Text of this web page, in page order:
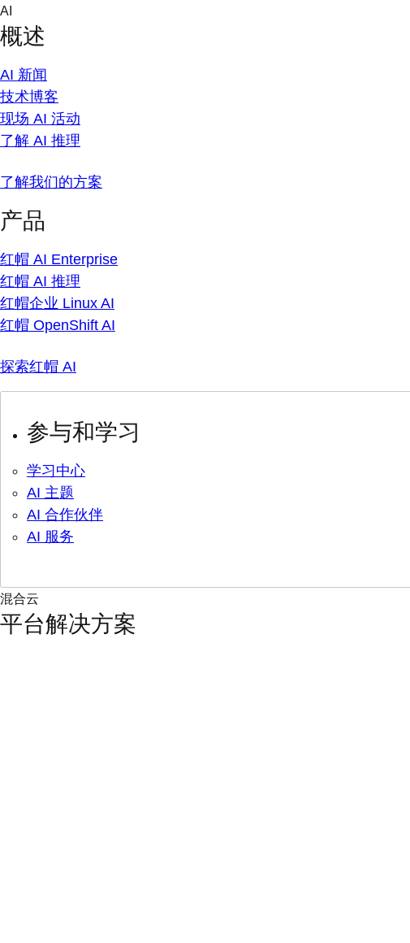
Skip
content
AI
概述
AI 新闻
技术博客
现场 AI 活动
了解 AI 推理
了解我们的方案
产品
红帽 AI Enterprise
红帽 AI 推理
红帽企业 Linux AI
红帽 OpenShift AI
探索红帽 AI
参与和学习
学习中心
AI 主题
AI 合作伙伴
AI 服务
混合云
平台解决方案